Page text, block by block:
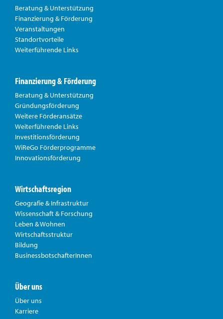
Beratung & Unterstützung
Finanzierung & Förderung
Veranstaltungen
Standortvorteile
Weiterführende Links
Finanzierung & Förderung
Beratung & Unterstützung
Gründungsförderung
Weitere Förderansätze
Weiterführende Links
Investitionsförderung
WiReGo Förderprogramme
Innovationsförderung
Wirtschaftsregion
Geografie & Infrastruktur
Wissenschaft & Forschung
Leben & Wohnen
Wirtschaftsstruktur
Bildung
BusinessbotschafterInnen
Über uns
Über uns
Karriere